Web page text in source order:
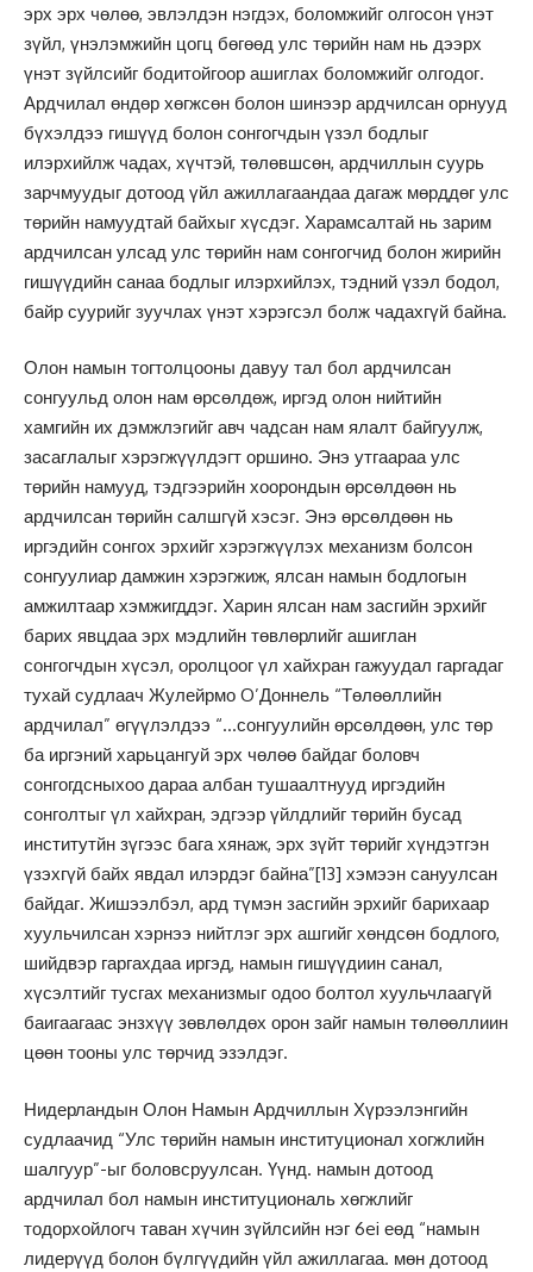
эрх эрх чөлөө, эвлэлдэн нэгдэх, боломжийг олгосон үнэт
зүйл, үнэлэмжийн цогц бөгөөд улс төрийн нам нь дээрх
үнэт зүйлсийг бодитойгоор ашиглах боломжийг олгодог.
Ардчилал өндөр хөгжсөн болон шинээр ардчилсан орнууд
бүхэлдээ гишүүд болон сонгогчдын үзэл бодлыг
илэрхийлж чадах, хүчтэй, төлөвшсөн, ардчиллын суурь
зарчмуудыг дотоод үйл ажиллагаандаа дагаж мөрддөг улс
төрийн намуудтай байхыг хүсдэг. Харамсалтай нь зарим
ардчилсан улсад улс төрийн нам сонгогчид болон жирийн
гишүүдийн санаа бодлыг илэрхийлэх, тэдний үзэл бодол,
байр суурийг зуучлах үнэт хэрэгсэл болж чадахгүй байна.
Олон намын тогтолцооны давуу тал бол ардчилсан
сонгуульд олон нам өрсөлдөж, иргэд олон нийтийн
хамгийн их дэмжлэгийг авч чадсан нам ялалт байгуулж,
засаглалыг хэрэгжүүлдэгт оршино. Энэ утгаараа улс
төрийн намууд, тэдгээрийн хоорондын өрсөлдөөн нь
ардчилсан төрийн салшгүй хэсэг. Энэ өрсөлдөөн нь
иргэдийн сонгох эрхийг хэрэгжүүлэх механизм болсон
сонгуулиар дамжин хэрэгжиж, ялсан намын бодлогын
амжилтаар хэмжигддэг. Харин ялсан нам засгийн эрхийг
барих явцдаа эрх мэдлийн төвлөрлийг ашиглан
сонгогчдын хүсэл, оролцоог үл хайхран гажуудал гаргадаг
тухай судлаач Жулейрмо O’Доннель “Төлөөллийн
ардчилал” өгүүлэлдээ “…сонгуулийн өрсөлдөөн, улс төр
ба иргэний харьцангуй эрх чөлөө байдаг боловч
сонгогдсныхоо дараа албан тушаалтнууд иргэдийн
сонголтыг үл хайхран, эдгээр үйлдлийг төрийн бусад
институтйн зүгээс бага хянаж, эрх зүйт төрийг хүндэтгэн
үзэхгүй байх явдал илэрдэг байна”[13] хэмээн сануулсан
байдаг. Жишээлбэл, ард түмэн засгийн эрхийг барихаар
хуульчилсан хэрнээ нийтлэг эрх ашгийг хөндсөн бодлого,
шийдвэр гаргахдаа иргэд, намын гишүүдиин санал,
хүсэлтийг тусгах механизмыг одоо болтол хуульчлаагүй
баигаагаас энзхүү зөвлөлдөх орон зайг намын төлөөллиин
цөөн тооны улс төрчид эзэлдэг.
Нидерландын Олон Намын Ардчиллын Хүрээлэнгийн
судлаачид “Улс төрийн намын институционал хогжлийн
шалгуур”-ыг боловсруулсан. Үүнд. намын дотоод
ардчилал бол намын институциональ хөгжлийг
тодорхойлогч таван хүчин зүйлсийн нэг 6ei еөд “намын
лидерүүд болон бүлгүүдийн үйл ажиллагаа. мөн дотоод